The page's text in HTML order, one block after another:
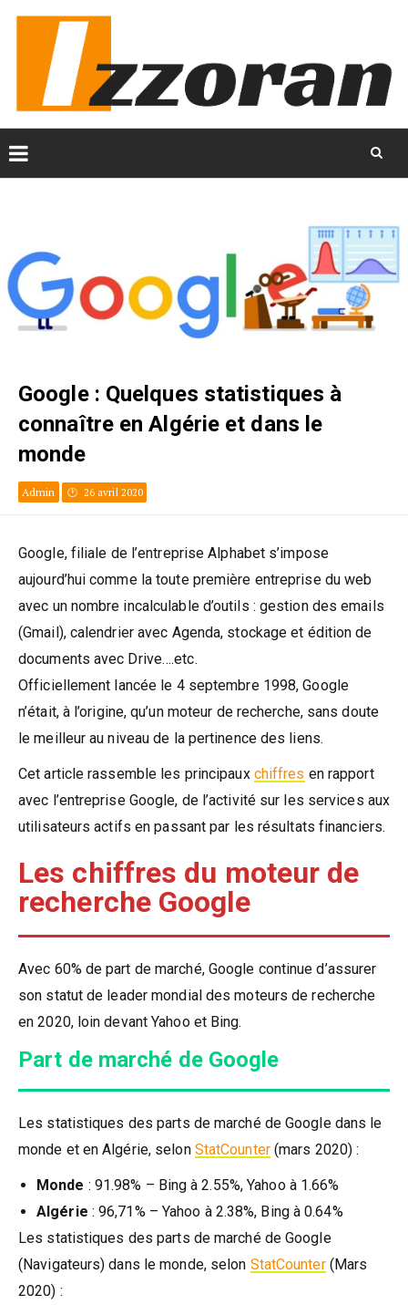
Google : Quelques statistiques à
connaître en Algérie et dans le
monde
Admin 26 avril 2020
Google, filiale de l’entreprise Alphabet s’impose
aujourd’hui comme la toute première entreprise du web
avec un nombre incalculable d’outils : gestion des emails
(Gmail), calendrier avec Agenda, stockage et édition de
documents avec Drive….etc.
Officiellement lancée le 4 septembre 1998, Google
n’était, à l’origine, qu’un moteur de recherche, sans doute
le meilleur au niveau de la pertinence des liens.
Cet article rassemble les principaux chiffres en rapport
avec l’entreprise Google, de l’activité sur les services aux
utilisateurs actifs en passant par les résultats financiers.
Les chiffres du moteur de
recherche Google
Avec 60% de part de marché, Google continue d’assurer
son statut de leader mondial des moteurs de recherche
en 2020, loin devant Yahoo et Bing.
Part de marché de Google
Les statistiques des parts de marché de Google dans le
monde et en Algérie, selon StatCounter(mars 2020) :
Monde : 91.98% – Bing à 2.55%, Yahoo à 1.66%
Algérie : 96,71% – Yahoo à 2.38%, Bing à 0.64%
Les statistiques des parts de marché de Google
(Navigateurs) dans le monde, selon StatCounter(Mars
2020) :